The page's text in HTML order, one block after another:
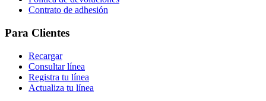
Contrato de adhesión
Para Clientes
Recargar
Consultar línea
Registra tu línea
Actualiza tu línea